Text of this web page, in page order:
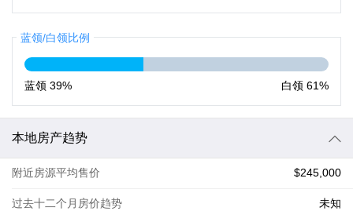
蓝领/白领比例
蓝领 39% 白领 61%
本地房产趋势
附近房源平均售价 $245,000
过去十二个月房价趋势 未知